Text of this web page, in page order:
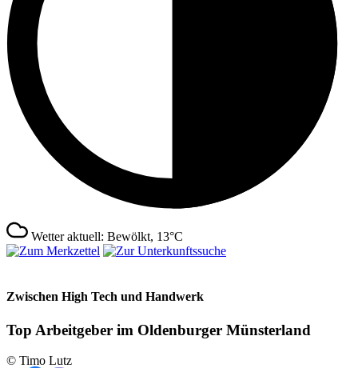
Wetter aktuell: Bewölkt, 13°C
Zwischen High Tech und Handwerk
Top Arbeitgeber im Oldenburger Münsterland
© Timo Lutz